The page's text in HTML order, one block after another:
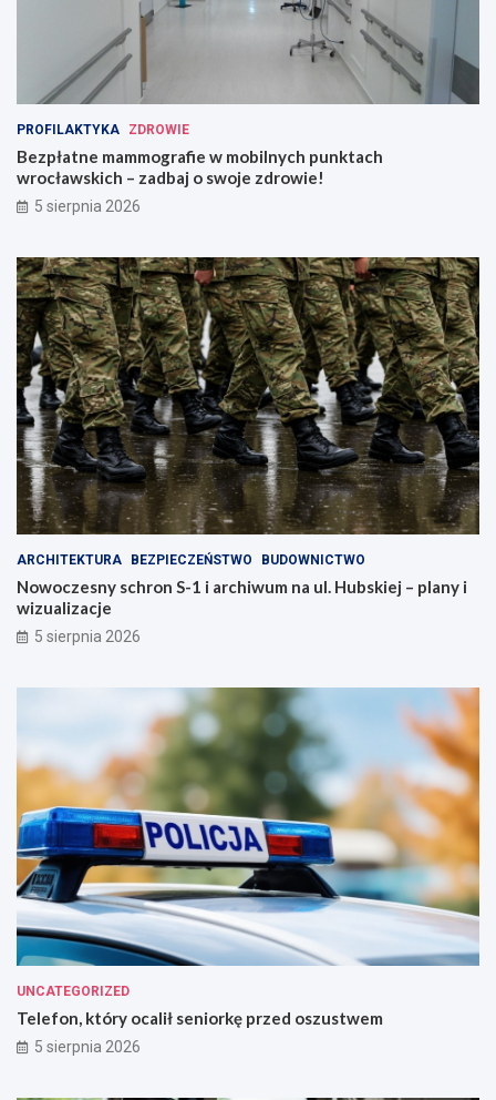
PROFILAKTYKA ZDROWIE
Bezpłatne mammografie w mobilnych punktach
wrocławskich – zadbaj o swoje zdrowie!
5 sierpnia 2026
ARCHITEKTURA BEZPIECZEŃSTWO BUDOWNICTWO
Nowoczesny schron S-1 i archiwum na ul. Hubskiej – plany i
wizualizacje
5 sierpnia 2026
UNCATEGORIZED
Telefon, który ocalił seniorkę przed oszustwem
5 sierpnia 2026